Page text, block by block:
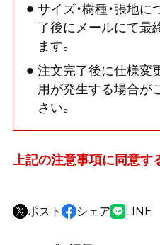
サイズ・樹種・張地
了後にメールにて最
ます。
注文完了後に仕様変
用が発生する場合が
さい。
上記の注意事項に同意す
ポスト シェア LINE